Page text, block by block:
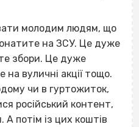
молодим людям, що
на ЗСУ. Це дуже
збори. Це дуже
вуличні акції тощо.
чи в гуртожиток,
російський контент,
А потім із цих коштів